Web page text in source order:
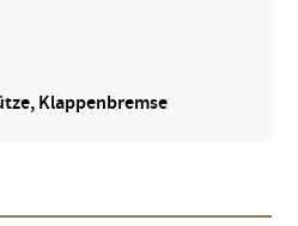
Klappenbremse